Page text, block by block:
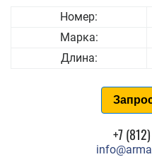
Номер:
Марка:
Длина:
+7